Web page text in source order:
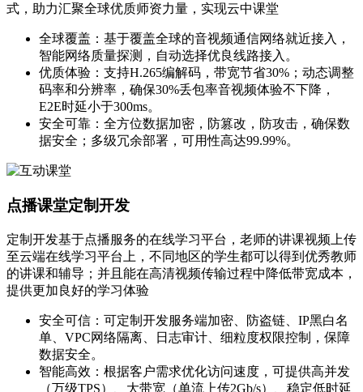
式，助力汇聚全球优质师资力量，实现云中课堂
全球覆盖：基于覆盖全球的音视频通信网络就近接入，
智能网络质量探测，自动选择优良线路接入。
优质体验：支持H.265编解码，带宽节省30%；动态调整
码率和分辨率，确保30%丢包率音视频体验不下降，
E2E时延小于300ms。
安全可靠：全方位数据加密，防篡改，防攻击，确保数
据安全；多级冗余部署，可用性高达99.99%。
点播课堂定制开发
定制开发基于点播服务的在线学习平台，老师的讲课视频上传
至云端在线学习平台上，不同地区的学生都可以得到优秀教师
的讲课和辅导；并且能在高清视频传输过程中降低带宽成本，
提供更加良好的学习体验
安全可信：可定制开发服务端加密、防盗链、IP黑白名
单、VPC网络隔离、日志审计、细粒度权限控制，保障
数据安全。
智能高效：根据客户需求优化访问速度，可提供高并发
（万级TPS）、大带宽（单流上传2Gb/s）、稳定低时延